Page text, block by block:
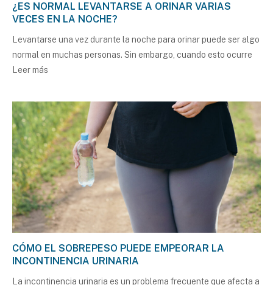
¿ES NORMAL LEVANTARSE A ORINAR VARIAS
VECES EN LA NOCHE?
Levantarse una vez durante la noche para orinar puede ser algo
normal en muchas personas. Sin embargo, cuando esto ocurre
Leer más
CÓMO EL SOBREPESO PUEDE EMPEORAR LA
INCONTINENCIA URINARIA
La incontinencia urinaria es un problema frecuente que afecta a